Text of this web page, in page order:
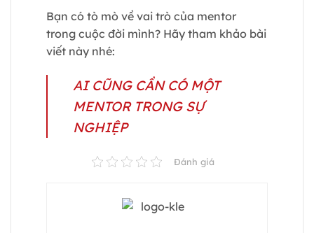
Bạn có tò mò về vai trò của mentor
trong cuộc đời mình? Hãy tham khảo bài
viết này nhé:
AI CŨNG CẦN CÓ MỘT
MENTOR TRONG SỰ
NGHIỆP
Đánh giá